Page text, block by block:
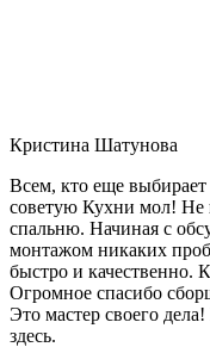
Кристина Шатунова
Всем, кто еще
советую Кухни мол! Не
спальню. Начиная с
монтажом никаких
быстро и качественно.
Огромное спасибо
Это мастер своего
здесь.